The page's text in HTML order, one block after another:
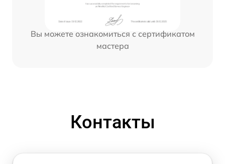
Вы можете ознакомиться с сертификатом
мастера
Контакты